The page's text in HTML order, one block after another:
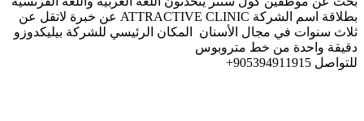
بطلاقة اسم الشركة ATTRACTIVE CLINIC عن خبرة لاتقل عن
ثلاث سنوات في مجال الأسنان المكان الرئيسي للشركة بيليكدوزو
دقيقة واحدة من خط متروبوس
للتواصل ⁦+905394911915⁩